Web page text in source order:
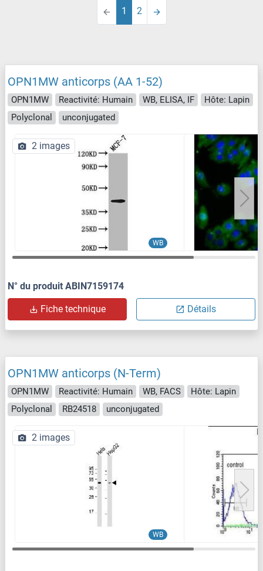
1 2
OPN1MW anticorps (AA 1-52)
OPN1MW Reactivité: Humain WB, ELISA, IF
Hôte: Lapin
Polyclonal
unconjugated
WB
2 images
N° du produit ABIN7159174
Fiche technique Détails
OPN1MW anticorps (N-Term)
OPN1MW Reactivité: Humain WB, FACS
Hôte: Lapin
Polyclonal
RB24518 unconjugated
WB
2 images